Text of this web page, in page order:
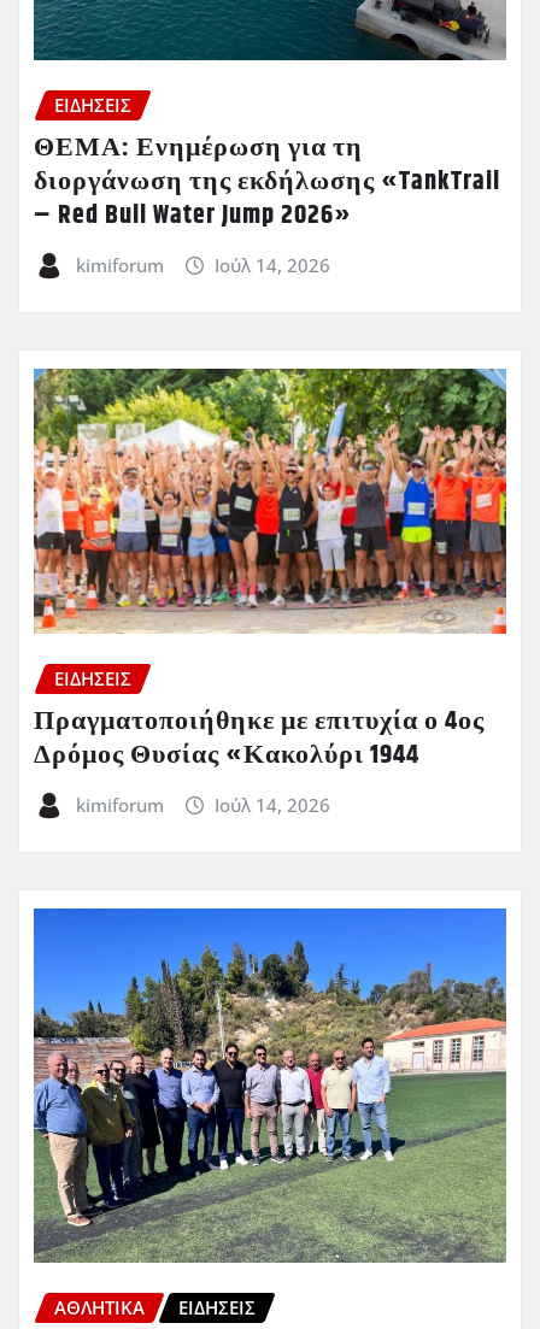
ΕΙΔΗΣΕΙΣ
ΘΕΜΑ: Ενημέρωση για τη
διοργάνωση της εκδήλωσης «TankTrail
– Red Bull Water Jump 2026»
kimiforum Ιούλ 14, 2026
ΕΙΔΗΣΕΙΣ
Πραγματοποιήθηκε με επιτυχία ο 4ος
Δρόμος Θυσίας «Κακολύρι 1944
kimiforum Ιούλ 14, 2026
ΑΘΛΗΤΙΚΑ ΕΙΔΗΣΕΙΣ